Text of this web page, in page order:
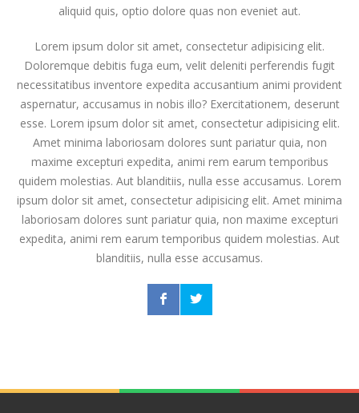
aliquid quis, optio dolore quas non eveniet aut.
Lorem ipsum dolor sit amet, consectetur adipisicing elit.
Doloremque debitis fuga eum, velit deleniti perferendis fugit
necessitatibus inventore expedita accusantium animi provident
aspernatur, accusamus in nobis illo? Exercitationem, deserunt
esse. Lorem ipsum dolor sit amet, consectetur adipisicing elit.
Amet minima laboriosam dolores sunt pariatur quia, non
maxime excepturi expedita, animi rem earum temporibus
quidem molestias. Aut blanditiis, nulla esse accusamus. Lorem
ipsum dolor sit amet, consectetur adipisicing elit. Amet minima
laboriosam dolores sunt pariatur quia, non maxime excepturi
expedita, animi rem earum temporibus quidem molestias. Aut
blanditiis, nulla esse accusamus.